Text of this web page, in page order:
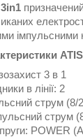
імпульсними
3 в 1
в лінії: 2
струм (8/
струм
POWER